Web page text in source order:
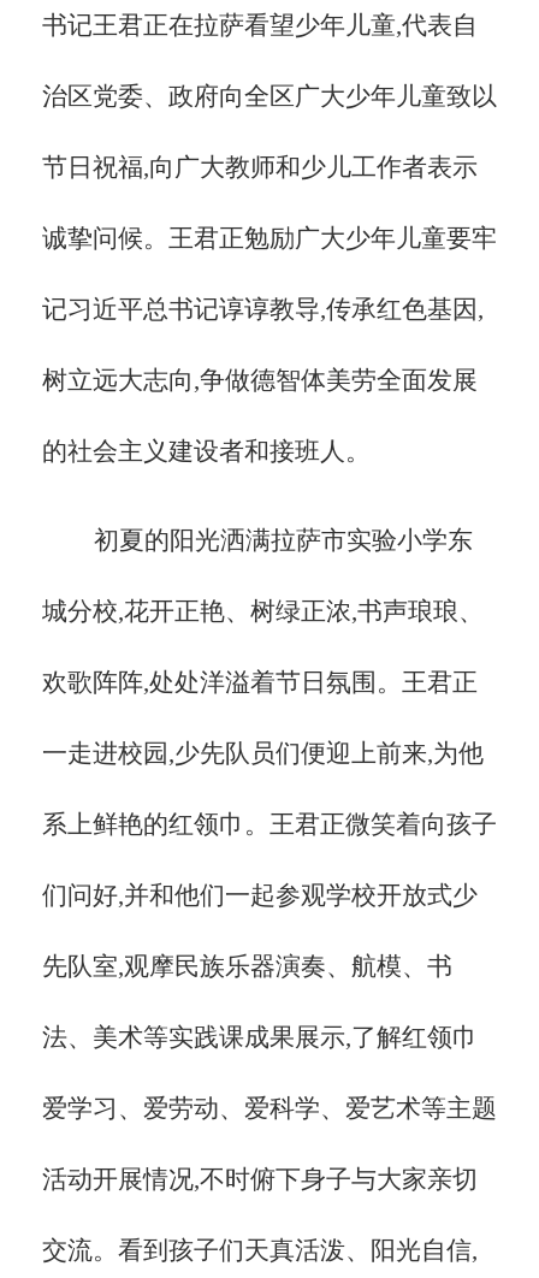
书记王君正在拉萨看望少年儿童,代表自
治区党委、政府向全区广大少年儿童致以
节日祝福,向广大教师和少儿工作者表示
诚挚问候。王君正勉励广大少年儿童要牢
记习近平总书记谆谆教导,传承红色基因,
树立远大志向,争做德智体美劳全面发展
的社会主义建设者和接班人。
初夏的阳光洒满拉萨市实验小学东
城分校,花开正艳、树绿正浓,书声琅琅、
欢歌阵阵,处处洋溢着节日氛围。王君正
一走进校园,少先队员们便迎上前来,为他
系上鲜艳的红领巾。王君正微笑着向孩子
们问好,并和他们一起参观学校开放式少
先队室,观摩民族乐器演奏、航模、书
法、美术等实践课成果展示,了解红领巾
爱学习、爱劳动、爱科学、爱艺术等主题
活动开展情况,不时俯下身子与大家亲切
交流。看到孩子们天真活泼、阳光自信,